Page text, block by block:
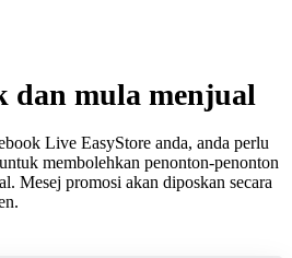
dan mula menjual
Live EasyStore anda, anda perlu
membolehkan penonton-penonton
Mesej promosi akan diposkan secara